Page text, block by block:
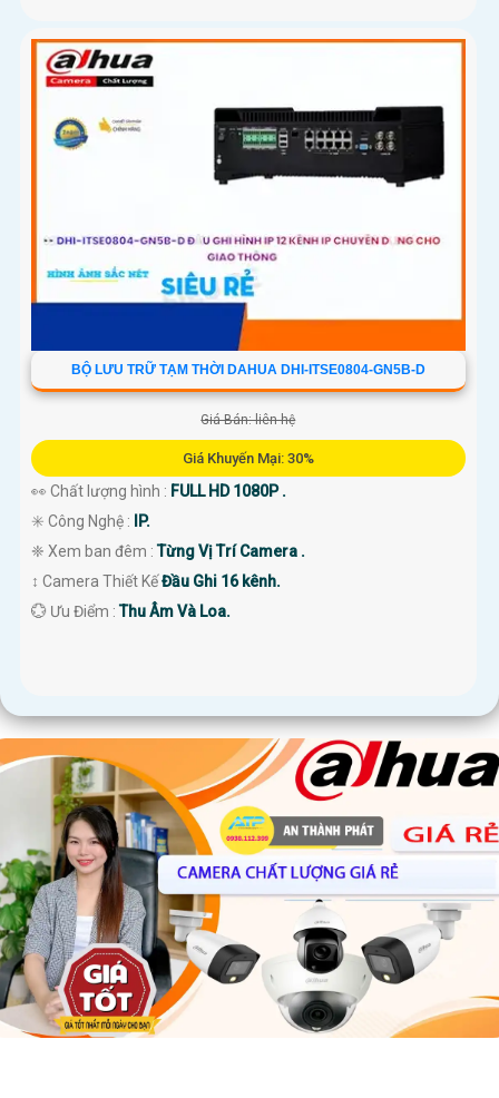
BỘ LƯU TRỮ TẠM THỜI DAHUA DHI-ITSE0804-GN5B-D
Giá Bán: liên hệ
Giá Khuyến Mại: 30%
👀 Chất lượng hình : FULL HD 1080P .
✳️ Công Nghệ :
IP.
❈ Xem ban đêm :Từng Vị Trí Camera .
↕️ Camera Thiết KếĐầu Ghi 16 kênh.
️💮 Ưu Điểm :Thu Âm Và Loa.